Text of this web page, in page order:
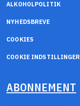
ALKOHOLPOLITIK
NYHEDSBREVE
COOKIES
COOKIE INDSTILLINGER
ABONNEMENT